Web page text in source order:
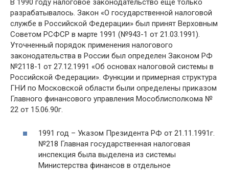
В 1990 году налоговое законодательство еще только
разрабатывалось. Закон «О государственной налоговой
службе в Российской Федерации» был принят Верховным
Советом РСФСР в марте 1991 (№943-1 от 21.03.1991).
Уточненный порядок применения налогового
законодательства в России был определен Законом РФ
№2118-1 от 27.12.1991 «Об основах налоговой системы в
Российской Федерации». Функции и примерная структура
ГНИ по Московской области были определены приказом
Главного финансового управления Мособлисполкома №
22 от 15.06.90г.
1991 год – Указом Президента РФ от 21.11.1991г.
№218 Главная государственная налоговая
инспекция была выделена из системы
Министерства финансов в отдельное